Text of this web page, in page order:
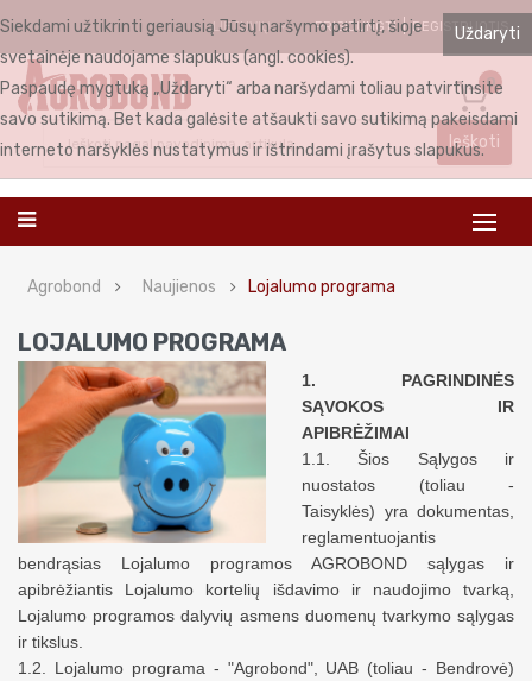
LIETUVIŲ PRISIJUNGTI REGISTRUOTIS
0
Ieškoti
Agrobond Naujienos Lojalumo programa
LOJALUMO PROGRAMA
1. PAGRINDINĖS
SĄVOKOS IR
APIBRĖŽIMAI
1.1. Šios Sąlygos ir
nuostatos (toliau -
Taisyklės) yra dokumentas,
reglamentuojantis
bendrąsias Lojalumo programos AGROBOND sąlygas ir
apibrėžiantis Lojalumo kortelių išdavimo ir naudojimo tvarką,
Lojalumo programosdalyvių asmens duomenų tvarkymo sąlygas
ir tikslus.
1.2. Lojalumo programa - "Agrobond", UAB (toliau - Bendrovė)
Uždaryti
Siekdami užtikrinti geriausią Jūsų naršymo patirtį, šioje
svetainėje naudojame slapukus (angl. cookies).
Paspaudę mygtuką „Uždaryti“ arba naršydami toliau patvirtinsite
savo sutikimą. Bet kada galėsite atšaukti savo sutikimą pakeisdami
interneto naršyklės nustatymus ir ištrindami įrašytus slapukus.